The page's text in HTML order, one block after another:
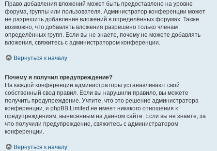
Право добавления вложений может быть предоставлено на уровне
форума, группы или пользователя. Администратор конференции может
не разрешить добавление вложений в определённых форумах. Также
возможно, что добавлять вложения разрешено только членам
определённых групп. Если вы не знаете, почему не можете добавлять
вложения, свяжитесь с администратором конференции.
Вернуться к началу
Почему я получил предупреждение?
На каждой конференции администраторы устанавливают свой
собственный свод правил. Если вы нарушили правило, вы можете
получить предупреждение. Учтите, что это решение администратора
конференции, и phpBB Limited не имеет никакого отношения к
предупреждениям, вынесенным на данном сайте. Если вы не знаете, за
что получили предупреждение, свяжитесь с администратором
конференции.
Вернуться к началу